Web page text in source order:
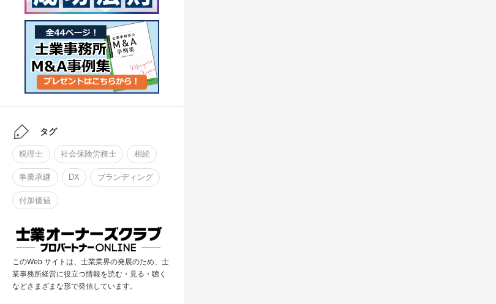
タグ
税理士 社会保険労務士 相続
事業承継 DX ブランディング
付加価値
このWeb サイトは、士業業界の発展のため、士
業事務所経営に役立つ情報を読む・見る・聴く
などさまざまな形で発信しています。